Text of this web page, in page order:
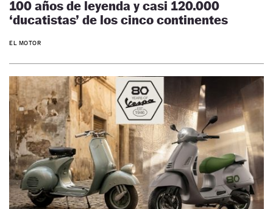
100 años de leyenda y casi 120.000
‘ducatistas’ de los cinco continentes
EL MOTOR